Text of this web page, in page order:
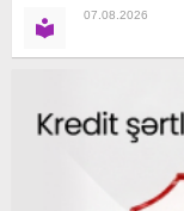
07.08.2026